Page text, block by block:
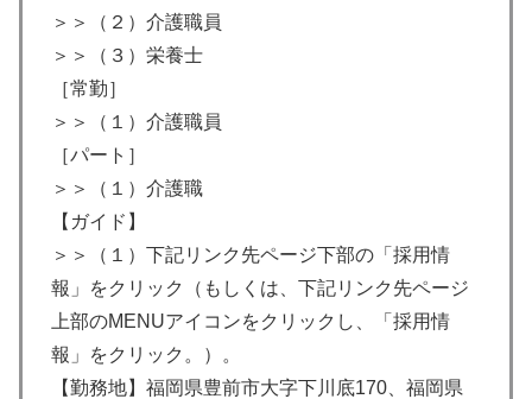
＞＞（２）介護職員
＞＞（３）栄養士
［常勤］
＞＞（１）介護職員
［パート］
＞＞（１）介護職
【ガイド】
＞＞（１）下記リンク先ページ下部の「採用情
報」をクリック（もしくは、下記リンク先ページ
上部のMENUアイコンをクリックし、「採用情
報」をクリック。）。
【勤務地】福岡県豊前市大字下川底170、福岡県